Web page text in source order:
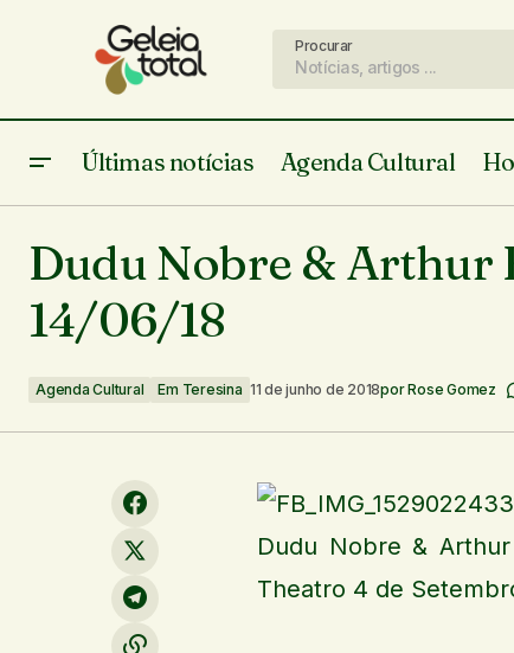
Procurar
Últimas notícias Agenda Cultural
Costa Neves
Agenda
Dudu Nobre & Arthur
14/06/18
Agenda Cultural Em Teresina 11 de junho de 2018porRose Gomez
Dudu Nobre &
Theatro 4 de